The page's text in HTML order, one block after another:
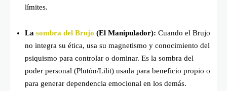
límites.
La sombra del Brujo (El Manipulador): Cuando el Brujo
no integra su ética, usa su magnetismo y conocimiento del
psiquismo para controlar o dominar. Es la sombra del
poder personal (Plutón/Lilit) usada para beneficio propio o
para generar dependencia emocional en los demás.